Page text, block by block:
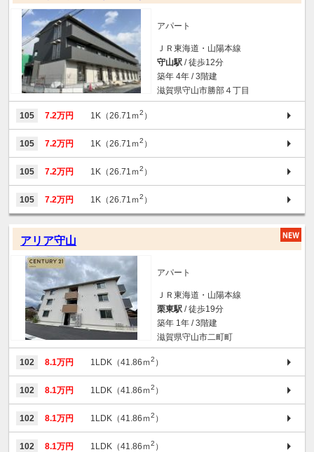
アパート
ＪＲ東海道・山陽本線
守山駅 / 徒歩12分
築年 4年 / 3階建
滋賀県守山市勝部４丁目
105 7.2万円 1K（26.71ｍ2 ）
105 7.2万円 1K（26.71ｍ2 ）
105 7.2万円 1K（26.71ｍ2 ）
105 7.2万円 1K（26.71ｍ2 ）
アリア守山
アパート
ＪＲ東海道・山陽本線
栗東駅 / 徒歩19分
築年 1年 / 3階建
滋賀県守山市二町町
102 8.1万円 1LDK（41.86ｍ2 ）
102 8.1万円 1LDK（41.86ｍ2 ）
102 8.1万円 1LDK（41.86ｍ2 ）
102 8.1万円 1LDK（41.86ｍ2 ）